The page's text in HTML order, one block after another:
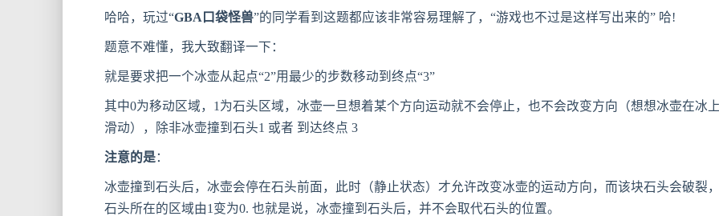
哈哈，玩过“GBA口袋怪兽”的同学看到这题都应该非常容易理解了，“游戏也不过是这样写出来的” 哈!
题意不难懂，我大致翻译一下：
就是要求把一个冰壶从起点“2”用最少的步数移动到终点“3”
其中0为移动区域，1为石头区域，冰壶一旦想着某个方向运动就不会停止，也不会改变方向（想想冰壶在冰
滑动），除非冰壶撞到石头1 或者 到达终点 3
注意的是：
冰壶撞到石头后，冰壶会停在石头前面，此时（静止状态）才允许改变冰壶的运动方向，而该块石头会破裂
石头所在的区域由1变为0. 也就是说，冰壶撞到石头后，并不会取代石头的位置。